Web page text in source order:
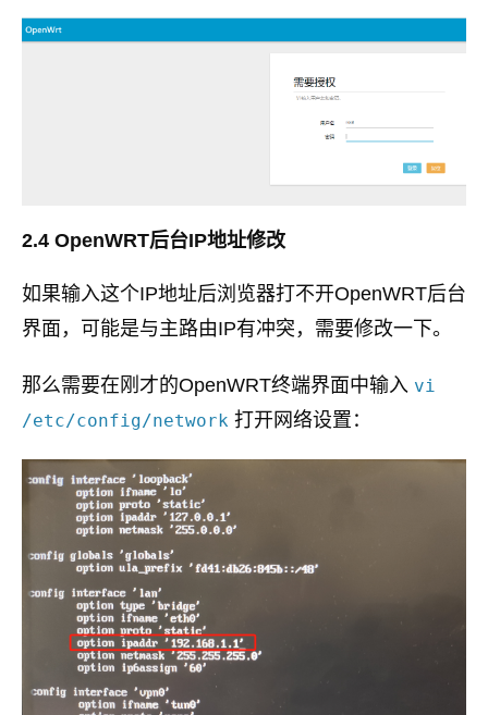
2.4 OpenWRT后台IP地址修改
如果输入这个IP地址后浏览器打不开OpenWRT后台
界面，可能是与主路由IP有冲突，需要修改一下。
那么需要在刚才的OpenWRT终端界面中输入 vi
/etc/config/network 打开网络设置：